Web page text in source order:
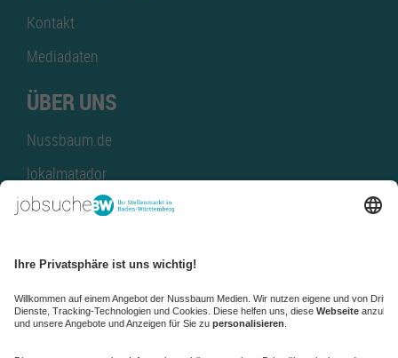
Kontakt
Mediadaten
ÜBER UNS
Nussbaum.de
lokalmatador
kaufinBW
NussbaumID
Nussbaum Medien